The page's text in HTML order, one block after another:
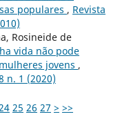
populares , Revista
Rosineide de
vida não pode
jovens ,
n. 1 (2020)
25 26 27 > >>